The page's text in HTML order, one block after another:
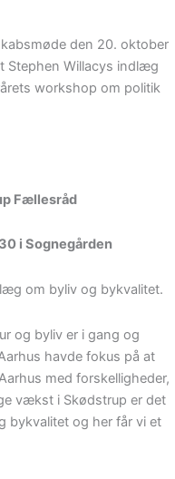
den 20. oktober
Stephen Willacys indlæg
workshop om politik
Fællesråd
i Sognegården
om byliv og bykvalitet.
og byliv er i gang og
havde fokus på at
med forskelligheder,
vækst i Skødstrup er det
bykvalitet og her får vi et